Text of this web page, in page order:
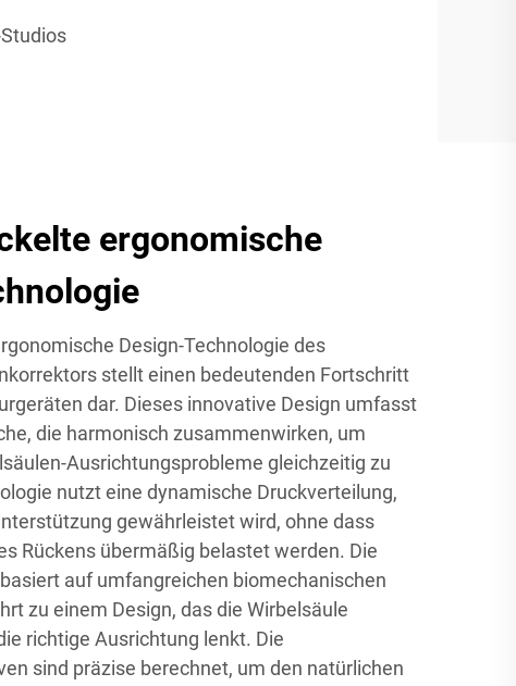
ergonomische
Design-Technologie des
stellt einen bedeutenden Fortschritt
dar. Dieses innovative Design umfasst
die harmonisch zusammenwirken, um
Ausrichtungsprobleme gleichzeitig zu
nutzt eine dynamische Druckverteilung,
gewährleistet wird, ohne dass
Rückens übermäßig belastet werden. Die
auf umfangreichen biomechanischen
zu einem Design, das die Wirbelsäule
richtige Ausrichtung lenkt. Die
sind präzise berechnet, um den natürlichen